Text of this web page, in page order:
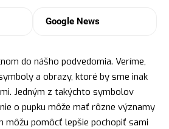
Google News
do nášho podvedomia. Veríme,
a obrazy, ktoré by sme inak
Jedným z takýchto symbolov
o pupku môže mať rôzne významy
môžu pomôcť lepšie pochopiť sami